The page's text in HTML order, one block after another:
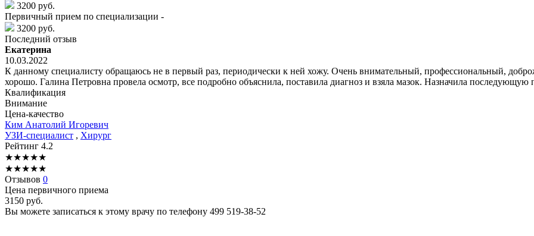
3200 руб.
Первичный прием по специализации -
3200 руб.
Последний отзыв
Екатерина
10.03.2022
К данному специалисту обращаюсь не в первый раз, периодически к ней хожу. Очень внимательный, профессиональный,
хорошо. Галина Петровна провела осмотр, все подробно объяснила, поставила диагноз и взяла мазок. Назначила последующую
Квалификация
Внимание
Цена-качество
Ким Анатолий Игоревич
УЗИ-специалист , Хирург
Рейтинг 4.2
★★★★★
★★★★★
Отзывов 0
Цена первичного приема
3150 руб.
Вы можете записаться к этому врачу по телефону 499 519-38-52